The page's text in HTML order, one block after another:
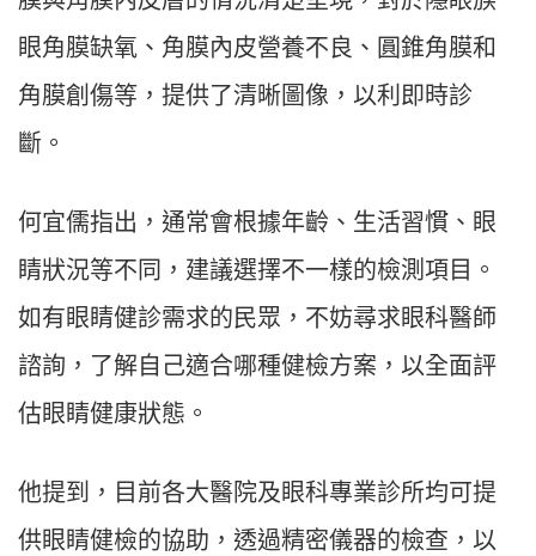
眼角膜缺氧、角膜內皮營養不良、圓錐角膜和
角膜創傷等，提供了清晰圖像，以利即時診
斷。
何宜儒指出，通常會根據年齡、生活習慣、眼
睛狀況等不同，建議選擇不一樣的檢測項目。
如有眼睛健診需求的民眾，不妨尋求眼科醫師
諮詢，了解自己適合哪種健檢方案，以全面評
估眼睛健康狀態。
他提到，目前各大醫院及眼科專業診所均可提
供眼睛健檢的協助，透過精密儀器的檢查，以